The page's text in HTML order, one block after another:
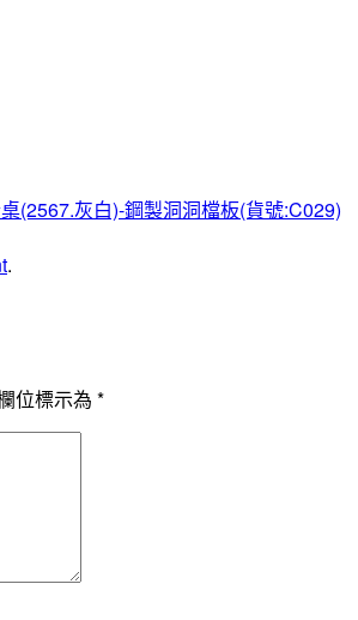
(2567.灰白)-鋼製洞洞檔板(貨號:C029)
.
位標示為 *